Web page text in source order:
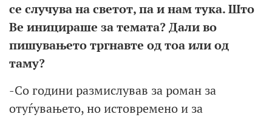
се случува на светот, па и нам тука. Што
Ве иницираше за темата? Дали во
пишувањето тргнавте од тоа или од
таму?
-Со години размислував за роман за
отуѓувањето, но истовремено и за